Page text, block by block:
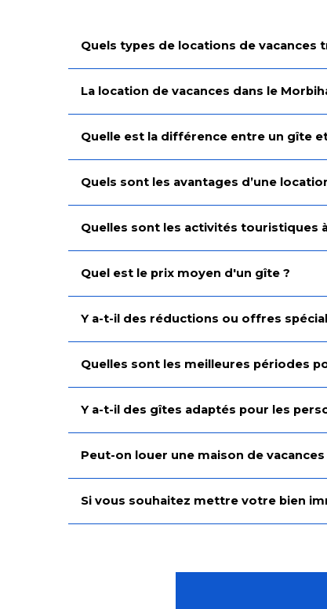
Quels types de locations de vacances
La location de vacances dans le
Quelle est la différence entre un gîte
Quels sont les avantages d’une
Quelles sont les activités touristiques
Quel est le prix moyen d'un gîte ?
Y a-t-il des réductions ou offres
Quelles sont les meilleures périodes
Y a-t-il des gîtes adaptés pour les
Peut-on louer une maison de
Si vous souhaitez mettre votre bien